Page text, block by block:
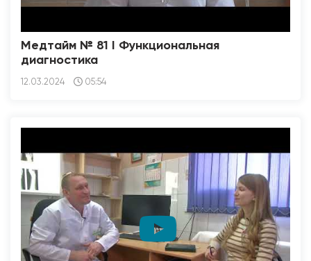
Медтайм № 81 I Функциональная
диагностика
12.03.2024 05:54